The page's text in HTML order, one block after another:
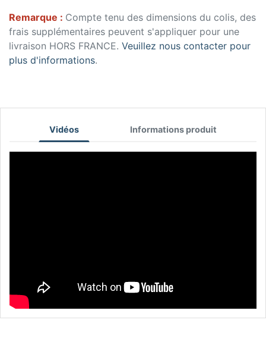
Remarque : Compte tenu des dimensions du colis, des
frais supplémentaires peuvent s'appliquer pour une
livraison HORS FRANCE. Veuillez nous contacter pour
plus d'informations.
Vidéos Informations produit